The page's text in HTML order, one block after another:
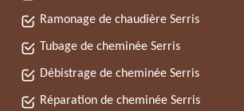
Ramonage de chaudière Serris
Tubage de cheminée Serris
Débistrage de cheminée Serris
Réparation de cheminée Serris